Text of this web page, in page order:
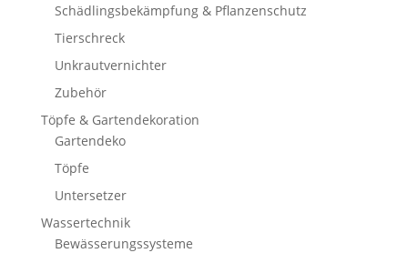
Schädlingsbekämpfung & Pflanzenschutz
Tierschreck
Unkrautvernichter
Zubehör
Töpfe & Gartendekoration
Gartendeko
Töpfe
Untersetzer
Wassertechnik
Bewässerungssysteme